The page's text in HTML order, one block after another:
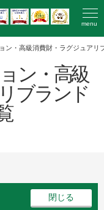
menu
ン・高級消費財・ラグジュアリ
ン・高級
ブランド